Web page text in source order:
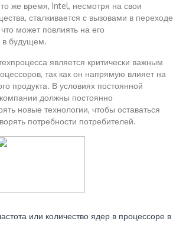
же время, Intel, несмотря на свои
сталкивается с вызовами в переходе
может повлиять на его
в будущем.
является критически важным
так как он напрямую влияет на
продукта. В условиях постоянной
должны постоянно
новые технологии, чтобы оставаться
потребности потребителей.
или количество ядер в процессоре в